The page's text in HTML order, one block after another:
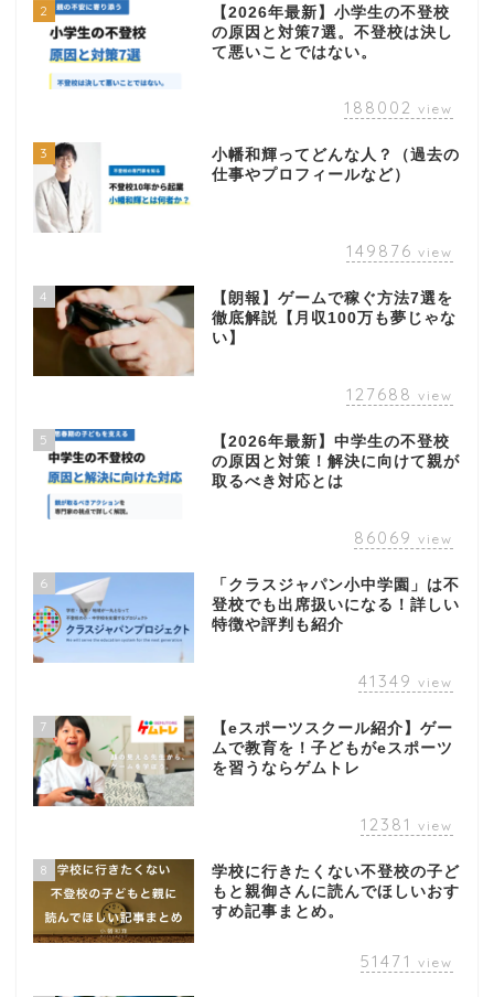
2
【2026年最新】小学生の不登校
の原因と対策7選。不登校は決し
て悪いことではない。
188002 view
3
小幡和輝ってどんな人？（過去の
仕事やプロフィールなど）
149876 view
4
【朗報】ゲームで稼ぐ方法7選を
徹底解説【月収100万も夢じゃな
い】
127688 view
5
【2026年最新】中学生の不登校
の原因と対策！解決に向けて親が
取るべき対応とは
86069 view
6
「クラスジャパン小中学園」は不
登校でも出席扱いになる！詳しい
特徴や評判も紹介
41349 view
7
【eスポーツスクール紹介】ゲー
ムで教育を！子どもがeスポーツ
を習うならゲムトレ
12381 view
8
学校に行きたくない不登校の子ど
もと親御さんに読んでほしいおす
すめ記事まとめ。
51471 view